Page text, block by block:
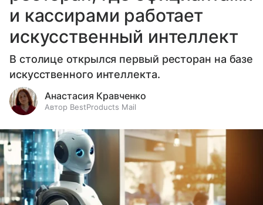
и кассирами работает
искусственный интеллект
В столице открылся первый ресторан на базе
искусственного интеллекта.
Анастасия Кравченко
Автор BestProducts Mail